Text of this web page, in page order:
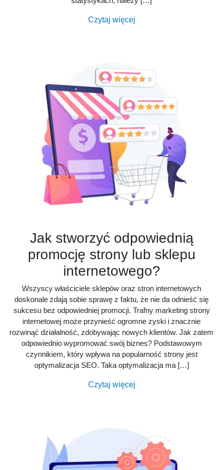
Czytaj więcej
Jak stworzyć odpowiednią
promocję strony lub sklepu
internetowego?
Wszyscy właściciele sklepów oraz stron internetowych
doskonale zdają sobie sprawę z faktu, że nie da odnieść się
sukcesu bez odpowiedniej promocji. Trafny marketing strony
internetowej może przynieść ogromne zyski i znacznie
rozwinąć działalność, zdobywając nowych klientów. Jak zatem
odpowiednio wypromować swój biznes? Podstawowym
czynnikiem, który wpływa na popularność strony jest
optymalizacja SEO. Taka optymalizacja ma […]
Czytaj więcej